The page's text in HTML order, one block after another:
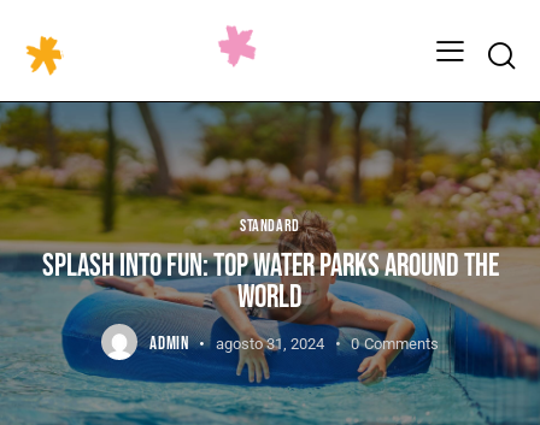
STANDARD
SPLASH INTO FUN: TOP WATER PARKS AROUND THE
WORLD
ADMIN agosto 31, 2024 0 Comments